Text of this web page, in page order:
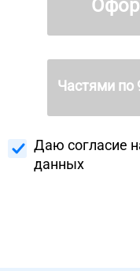
Частями по
Даю согласие
данных